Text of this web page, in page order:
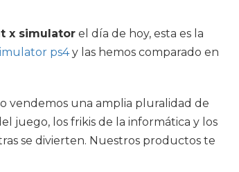
x simulator el día de hoy, esta es la
ps4y las hemos comparado en
vendemos una amplia pluralidad de
juego, los frikis de la informática y los
se divierten. Nuestros productos te